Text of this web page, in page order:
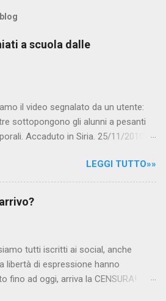
a scuola dalle
il video segnalato da un utente:
sottopongono gli alunni a pesanti
Accaduto in Siria. 25/11/2010
"Forum" si è interessato al caso,
prontamente l'ambasciata siriana,
sulla vicenda: è emerso che il
IL SERVIZIO . staff
Condividi su Facebook
LEGGI TUTTO»»
tutti iscritti ai social, anche
libertà di espressione hanno
fino ad oggi, arriva la CENSURA!